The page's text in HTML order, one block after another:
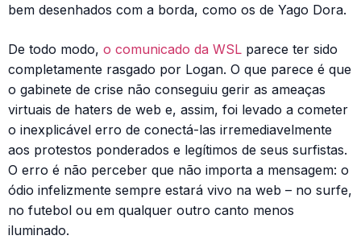
bem desenhados com a borda, como os de Yago Dora.
De todo modo, o comunicado da WSL parece ter sido
completamente rasgado por Logan. O que parece é que
o gabinete de crise não conseguiu gerir as ameaças
virtuais de haters de web e, assim, foi levado a cometer
o inexplicável erro de conectá-las irremediavelmente
aos protestos ponderados e legítimos de seus surfistas.
O erro é não perceber que não importa a mensagem: o
ódio infelizmente sempre estará vivo na web – no surfe,
no futebol ou em qualquer outro canto menos
iluminado.